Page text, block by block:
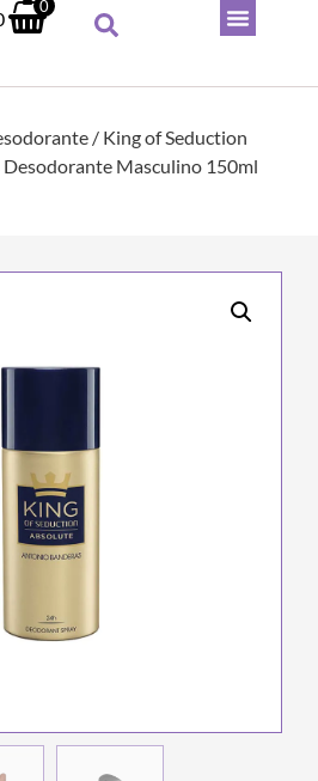
0
/ King of Seduction
Masculino 150ml